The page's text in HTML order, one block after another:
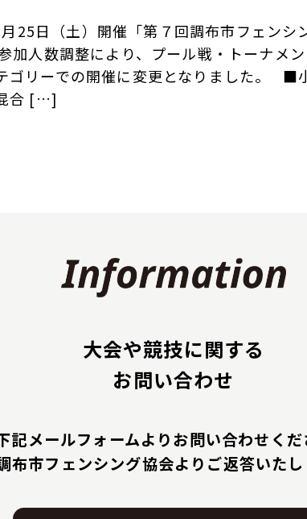
25日（土）開催「第７回調布市フェンシ
加人数調整により、プール戦・トーナメ
ゴリーでの開催に変更となりました。 ■
合 […]
大会や競技に関する
お問い合わせ
記メールフォームよりお問い合わせくだ
布市フェンシング協会よりご返答いたし